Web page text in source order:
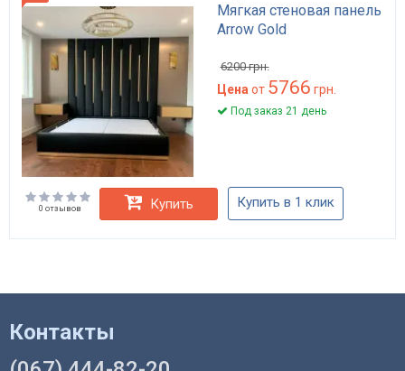
Мягкая стеновая панель
Arrow Gold
6200грн.
Цена от 5766 грн.
Под заказ 21 день
0 отзывов Купить Купить в 1 клик
Контакты